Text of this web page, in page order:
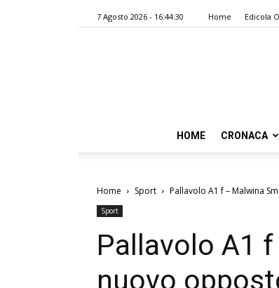
7 Agosto 2026 - 16:44:30 Home Edicola
HOME CRONACA
Home Sport Pallavolo A1 f – Malwina
Sport
Pallavolo A1
nuovo